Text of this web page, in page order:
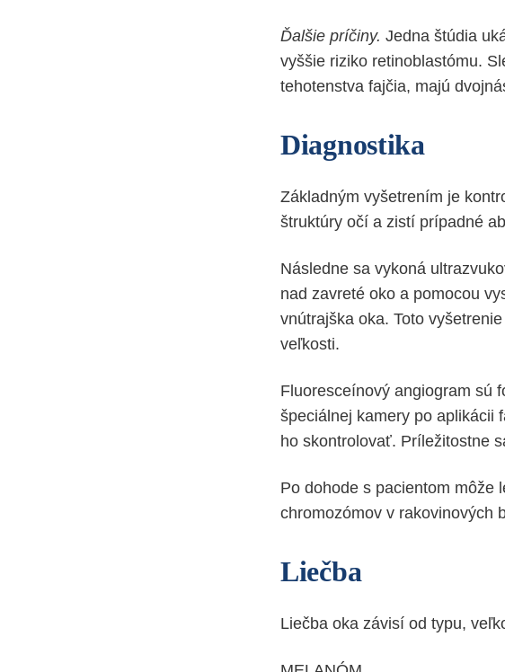
Ďalšie príčiny. Jedna štúdia
vyššie riziko retinoblastómu.
tehotenstva fajčia, majú
Diagnostika
Základným vyšetrením je
štruktúry očí a zistí prípadné
Následne sa vykoná
nad zavreté oko a pomocou
vnútrajška oka. Toto
veľkosti.
Fluoresceínový angiogram sú
špeciálnej kamery po aplikácii
ho skontrolovať. Príležitostne
Po dohode s pacientom môže
chromozómov v rakovinových
Liečba
Liečba oka závisí od typu,